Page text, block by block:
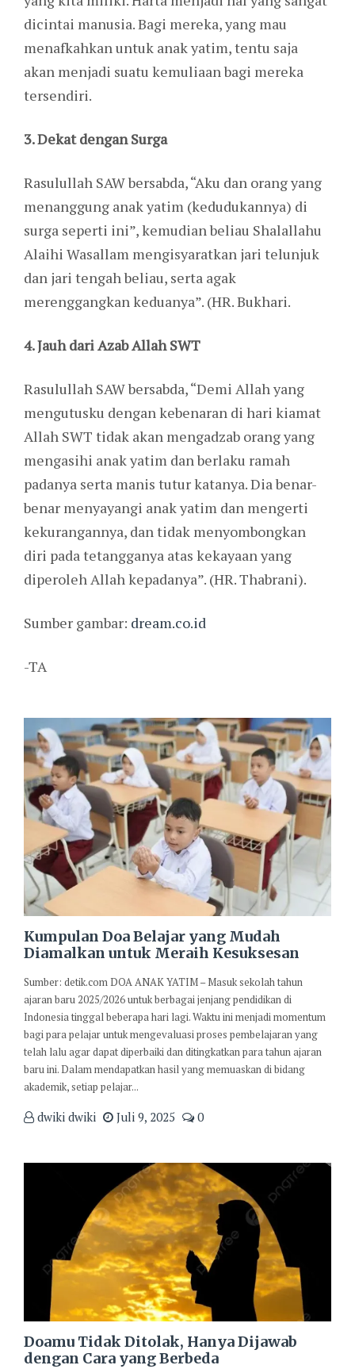
dicintai manusia. Bagi mereka, yang mau
menafkahkan untuk anak yatim, tentu saja
akan menjadi suatu kemuliaan bagi mereka
tersendiri.
3. Dekat dengan Surga
Rasulullah SAW bersabda, “Aku dan orang yang
menanggung anak yatim (kedudukannya) di
surga seperti ini”, kemudian beliau Shalallahu
Alaihi Wasallam mengisyaratkan jari telunjuk
dan jari tengah beliau, serta agak
merenggangkan keduanya”. (HR. Bukhari.
4. Jauh dari Azab Allah SWT
Rasulullah SAW bersabda, “Demi Allah yang
mengutusku dengan kebenaran di hari kiamat
Allah SWT tidak akan mengadzab orang yang
mengasihi anak yatim dan berlaku ramah
padanya serta manis tutur katanya. Dia benar-
benar menyayangi anak yatim dan mengerti
kekurangannya, dan tidak menyombongkan
diri pada tetangganya atas kekayaan yang
diperoleh Allah kepadanya”. (HR. Thabrani).
Sumber gambar: dream.co.id
-TA
Kumpulan Doa Belajar yang Mudah
Diamalkan untuk Meraih Kesuksesan
Sumber: detik.com DOA ANAK YATIM – Masuk sekolah tahun
ajaran baru 2025/2026 untuk berbagai jenjang pendidikan di
Indonesia tinggal beberapa hari lagi. Waktu ini menjadi momentum
bagi para pelajar untuk mengevaluasi proses pembelajaran yang
telah lalu agar dapat diperbaiki dan ditingkatkan para tahun ajaran
baru ini. Dalam mendapatkan hasil yang memuaskan di bidang
akademik, setiap pelajar...
dwiki dwiki Juli 9, 2025 0
Doamu Tidak Ditolak, Hanya Dijawab
dengan Cara yang Berbeda